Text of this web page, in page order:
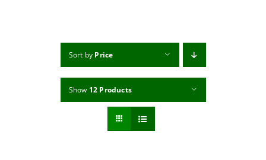
Sort by Price
Show 12 Products